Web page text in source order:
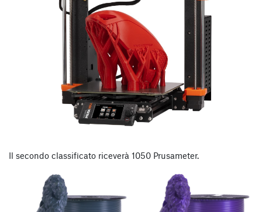
Il secondo classificato riceverà 1050 Prusameter.